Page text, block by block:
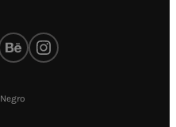
BehanceInstagram
Negro